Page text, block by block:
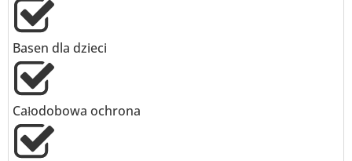
Basen dla dzieci
Całodobowa ochrona